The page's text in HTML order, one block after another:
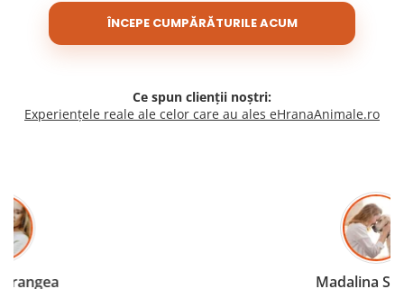
ÎNCEPE CUMPĂRĂTURILE ACUM
Ce spun clienții noștri:
Experiențele reale ale celor care au ales eHranaAnimale.ro